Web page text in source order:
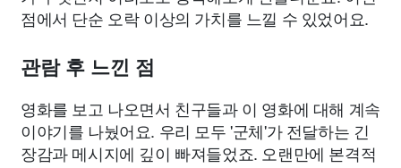
점에서 단순 오락 이상의 가치를 느낄 수 있었어요.
관람 후 느낀 점
영화를 보고 나오면서 친구들과 이 영화에 대해 계속
이야기를 나눴어요. 우리 모두 '군체'가 전달하는 긴
장감과 메시지에 깊이 빠져들었죠. 오랜만에 본격적